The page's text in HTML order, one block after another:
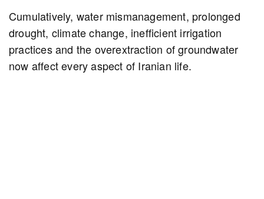
Cumulatively, water mismanagement, prolonged
drought, climate change, inefficient irrigation
practices and the overextraction of groundwater
now affect every aspect of Iranian life.